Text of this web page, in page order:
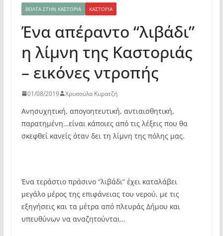
ΒΌΛΤΑ ΣΤΗΝ ΚΑΣΤΟΡΙΆ ΚΑΣΤΟΡΙΆ
Ένα απέραντο “λιβάδι”
η λίμνη της Καστοριάς
– εικόνες ντροπής
01/08/2019 Χρυσούλα Κυρατζή
Ανησυχητική, απογοητευτική, αντιαισθητική,
παρατημένη…είναι κάποιες από τις λέξεις που θα
σκεφθεί κανείς όταν δει τη λίμνη της πόλης μας.
Ένα τεράστιο πράσινο “λιβάδι” έχει καταλάβει
μεγάλο μέρος της επιφάνειας του νερού, με τις
εξηγήσεις και τα μέτρα από πλευράς Δήμου και
υπευθύνων να αναζητούνται…